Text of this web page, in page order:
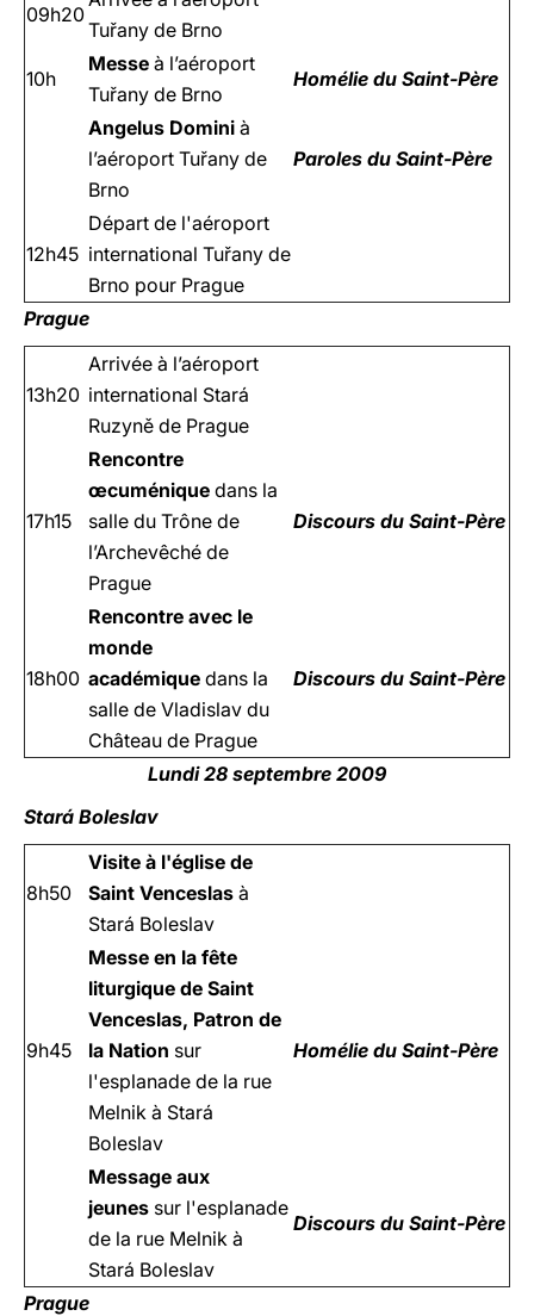
09h20
Tuřany de Brno
10h
Messe à l’aéroport
Tuřany de Brno
Homélie du Saint-Père
Angelus Domini à
l’aéroport Tuřany de
Brno
Paroles du Saint-Père
12h45
Départ de l'aéroport
international Tuřany de
Brno pour Prague
Prague
13h20
Arrivée à l’aéroport
international Stará
Ruzyně de Prague
17h15
Rencontre
œcuménique dans la
salle du Trône de
l’Archevêché de
Prague
Discours du Saint-Père
18h00
Rencontre avec le
monde
académique dans la
salle de Vladislav du
Château de Prague
Discours du Saint-Père
Lundi 28 septembre 2009
Stará Boleslav
8h50
Visite à l'église de
Saint Venceslas à
Stará Boleslav
9h45
Messe en la fête
liturgique de Saint
Venceslas, Patron de
la Nation sur
l'esplanade de la rue
Melnik à Stará
Boleslav
Homélie du Saint-Père
Message aux
jeunes sur l'esplanade
de la rue Melnik à
Stará Boleslav
Discours du Saint-Père
Prague